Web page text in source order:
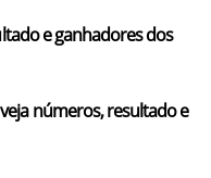
e ganhadores dos
números, resultado e